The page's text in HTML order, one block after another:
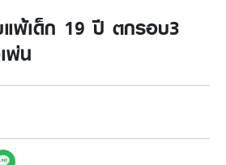
ส์นาวทั้งหมด
าวเทียม
ทรูวิชั่นส์
ผู้ประกอบการ
พ้เด็ก 19 ปี ตกรอบ3
พ่น